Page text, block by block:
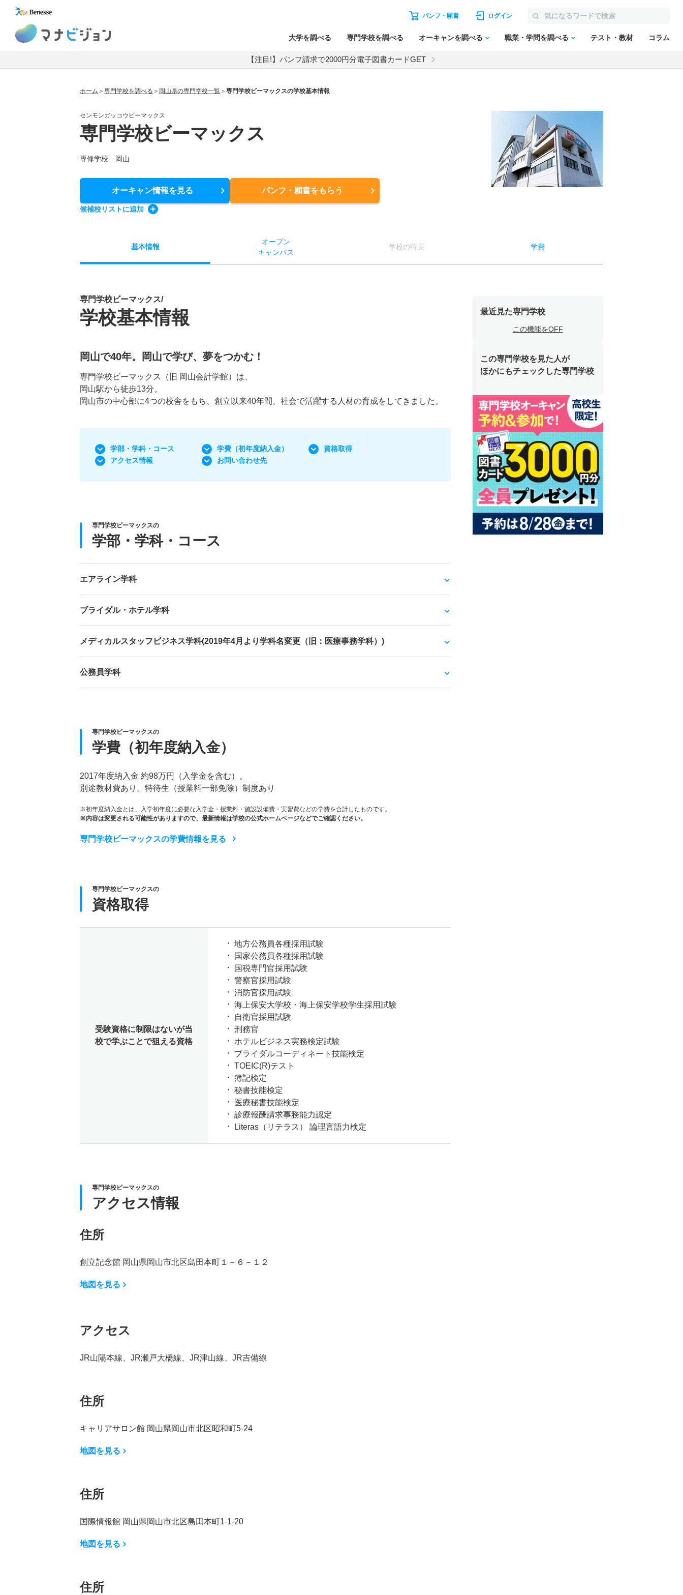
パンフ・願書 ログイン
大学を調べる 専門学校を調べる オーキャンを調べる 職業・学問を調べる テスト・教材 コラム
【注目!】パンフ請求で2000円分電子図書カードGET
ホーム 専門学校を調べる 岡山県の専門学校一覧 専門学校ビーマックスの学校基本情報
センモンガッコウビーマックス
専門学校ビーマックス
専修学校 岡山
オーキャン情報を見る パンフ・願書をもらう
候補校リストに追加
基本情報
オープン
キャンパス
学校の特長 学費
専門学校ビーマックス/
学校基本情報
岡山で40年。岡山で学び、夢をつかむ！
専門学校ビーマックス（旧 岡山会計学館）は、
岡山駅から徒歩13分。
岡山市の中心部に4つの校舎をもち、創立以来40年間、社会で活躍する人材の育成をしてきました。
学部・学科 ・コース 学費 （初年度納入金）
資格取得
アクセス情報
お問い合わせ先
専門学校ビーマックスの
学部・学科・コース
エアライン学科
ブライダル・ホテル学科
メディカルスタッフビジネス学科(2019年4月より学科名変更（旧：医療事務学科）)
公務員学科
専門学校ビーマックスの
学費（初年度納入金）
2017年度納入金 約98万円（入学金を含む）。
別途教材費あり。特待生（授業料一部免除）制度あり
※初年度納入金とは、入学初年度に必要な入学金・授業料・施設設備費・実習費などの学費を合計したものです。
※内容は変更される可能性がありますので、最新情報は学校の公式ホームページなどでご確認ください。
専門学校ビーマックスの学費情報を見る
専門学校ビーマックスの
資格取得
受験資格に制限はないが当
校で学ぶことで狙える資格
地方公務員各種採用試験
国家公務員各種採用試験
国税専門官採用試験
警察官採用試験
消防官採用試験
海上保安大学校・海上保安学校学生採用試験
自衛官採用試験
刑務官
ホテルビジネス実務検定試験
ブライダルコーディネート技能検定
TOEIC(R)テスト
簿記検定
秘書技能検定
医療秘書技能検定
診療報酬請求事務能力認定
Literas（リテラス） 論理言語力検定
専門学校ビーマックスの
アクセス情報
住所
創立記念館 岡山県岡山市北区島田本町１－６－１２
地図を見る
アクセス
JR山陽本線、JR瀬戸大橋線、JR津山線、JR吉備線
住所
キャリアサロン館 岡山県岡山市北区昭和町5-24
地図を見る
住所
国際情報館 岡山県岡山市北区島田本町1-1-20
地図を見る
住所
最近見た専門学校
この機能をOFF
この専門学校を見た人が
ほかにもチェックした専門学校